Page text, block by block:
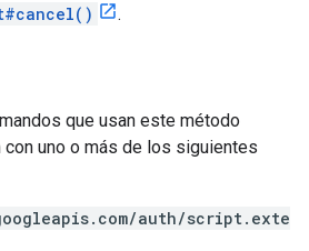
.
que usan este método
uno o más de los siguientes
auth/script.exte